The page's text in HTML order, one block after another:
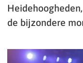
de bijzondere